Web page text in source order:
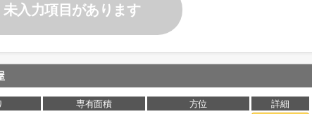
未入力項目があります
専有面積 方位
詳細